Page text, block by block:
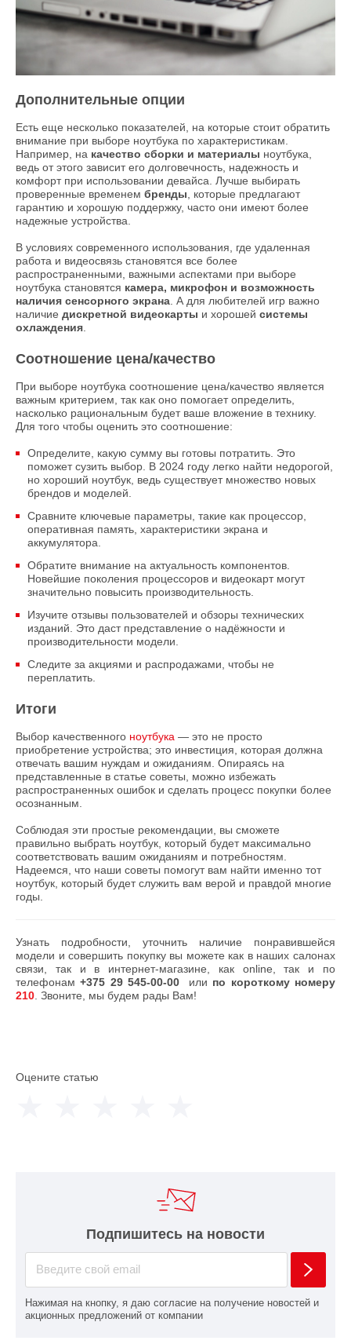
Дополнительные опции
Есть еще несколько показателей, на которые стоит обратить
внимание при выборе ноутбука по характеристикам.
Например, на качество сборки и материалы ноутбука,
ведь от этого зависит его долговечность, надежность и
комфорт при использовании девайса. Лучше выбирать
проверенные временем бренды , которые предлагают
гарантию и хорошую поддержку, часто они имеют более
надежные устройства.
В условиях современного использования, где удаленная
работа и видеосвязь становятся все более
распространенными, важными аспектами при выборе
ноутбука становятся камера, микрофон и возможность
наличия сенсорного экрана . А для любителей игр важно
наличие дискретной видеокарты и хорошей системы
охлаждения
Соотношение цена/качество
При выборе ноутбука соотношение цена/качество является
важным критерием, так как оно помогает определить,
насколько рациональным будет ваше вложение в технику.
Для того чтобы оценить это соотношение:
Определите, какую сумму вы готовы потратить. Это
поможет сузить выбор. В 2024 году легко найти недорогой,
но хороший ноутбук, ведь существует множество новых
брендов и моделей.
Сравните ключевые параметры, такие как процессор,
оперативная память, характеристики экрана и
аккумулятора.
Обратите внимание на актуальность компонентов.
Новейшие поколения процессоров и видеокарт могут
значительно повысить производительность.
Изучите отзывы пользователей и обзоры технических
изданий. Это даст представление о надёжности и
производительности модели.
Следите за акциями и распродажами, чтобы не
переплатить.
Итоги
Выбор качественного ноутбука — это не просто
приобретение устройства; это инвестиция, которая должна
отвечать вашим нуждам и ожиданиям. Опираясь на
представленные в статье советы, можно избежать
распространенных ошибок и сделать процесс покупки более
осознанным.
Соблюдая эти простые рекомендации, вы сможете
правильно выбрать ноутбук, который будет максимально
соответствовать вашим ожиданиям и потребностям.
Надеемся, что наши советы помогут вам найти именно тот
ноутбук, который будет служить вам верой и правдой многие
годы.
Узнать подробности, уточнить наличие понравившейся
модели и совершить покупку вы можете как в наших салонах
связи, так и в интернет-магазине, как online, так и по
телефонам+375 29 545-00-00 или по короткому номеру
210 . Звоните, мы будем рады Вам!
Оцените статью
Подпишитесь на новости
Нажимая на кнопку, я даю согласие на получение новостей и
акционных предложений от компании